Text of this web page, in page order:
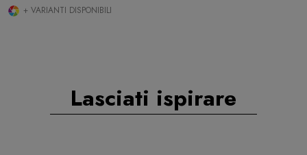
+ VARIANTI DISPONIBILI
Lasciati ispirare